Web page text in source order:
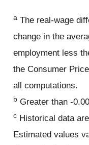
a The real-wage
change in the
employment less
the Consumer
all computations.
b Greater than -
c Historical data
Estimated values